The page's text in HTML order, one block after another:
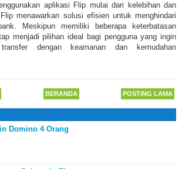
aplikasi Flip mulai dari kelebihan dan
menawarkan solusi efisien untuk menghindari
Meskipun memiliki beberapa keterbatasan
menjadi pilihan ideal bagi pengguna yang ingin
dengan keamanan dan kemudahan
POSTING LAMA
BERANDA
Domino 4 Orang